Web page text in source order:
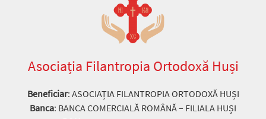
Asociația Filantropia Ortodoxă Huși
Beneficiar: ASOCIAȚIA FILANTROPIA ORTODOXĂ HUȘI
Banca: BANCA COMERCIALĂ ROMÂNĂ – FILIALA HUȘI